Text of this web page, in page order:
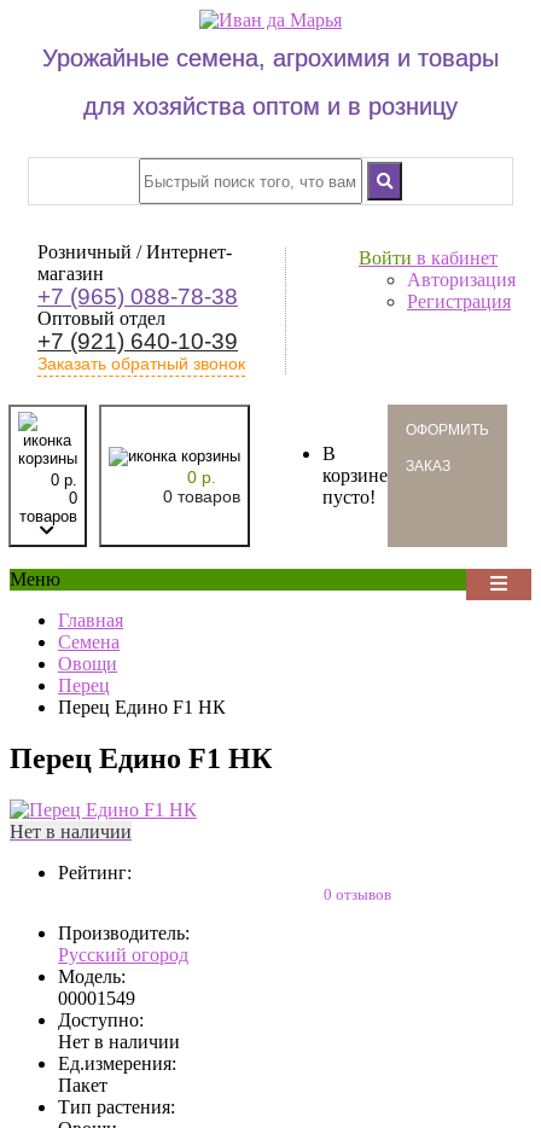
Урожайные семена, агрохимия и товары
для хозяйства оптом и в розницу
Розничный / Интернет-
магазин
+7 (965) 088-78-38
Оптовый отдел
+7 (921) 640-10-39
Заказать обратный звонок
Войти в кабинет
Авторизация
Регистрация
0 р.
0
товаров
oформить
заказ
0 р.
0 товаров
В
корзине
пусто!
Меню
Главная
Семена
Овощи
Перец
Перец Едино F1 НК
Перец Едино F1 НК
Нет в наличии
Рейтинг:
0 отзывов
Производитель:
Русский огород
Модель:
00001549
Доступно:
Нет в наличии
Ед.измерения:
Пакет
Тип растения: